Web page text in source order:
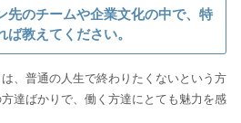
先のチームや企業文化の中で、特
教えてください。
、普通の人生で終わりたくないという方
達ばかりで、働く方達にとても魅力を感